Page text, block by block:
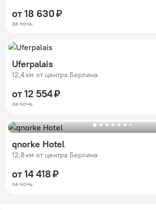
от 18 630 ₽
за ночь
Uferpalais
12,4 км от центра Берлина
от 12 554 ₽
за ночь
qnorke Hotel
12,8 км от центра Берлина
от 14 418 ₽
за ночь